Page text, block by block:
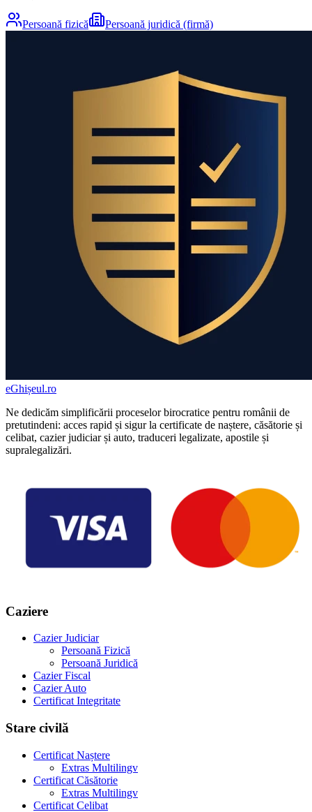
Persoană fizică Persoană juridică (firmă)
eGhișeul.ro
Ne dedicăm simplificării proceselor birocratice pentru românii de
pretutindeni: acces rapid și sigur la certificate de naștere, căsătorie și
celibat, cazier judiciar și auto, traduceri legalizate, apostile și
supralegalizări.
Caziere
Cazier Judiciar
Persoană Fizică
Persoană Juridică
Cazier Fiscal
Cazier Auto
Certificat Integritate
Stare civilă
Certificat Naștere
Extras Multilingv
Certificat Căsătorie
Extras Multilingv
Certificat Celibat